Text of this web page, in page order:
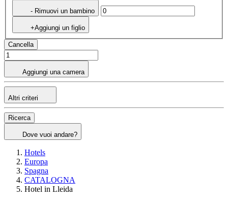
- Rimuovi un bambino
+Aggiungi un figlio
Cancella
Aggiungi una camera
Altri criteri
Ricerca
Dove vuoi andare?
Hotels
Europa
Spagna
CATALOGNA
Hotel in Lleida